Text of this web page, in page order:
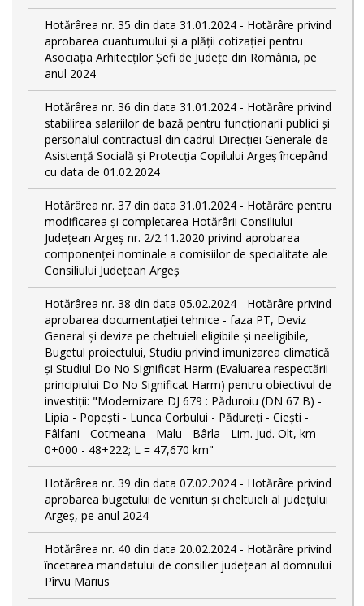
Hotărârea nr. 35 din data 31.01.2024 - Hotărâre privind
aprobarea cuantumului și a plății cotizației pentru
Asociația Arhitecților Șefi de Județe din România, pe
anul 2024
Hotărârea nr. 36 din data 31.01.2024 - Hotărâre privind
stabilirea salariilor de bază pentru funcționarii publici și
personalul contractual din cadrul Direcției Generale de
Asistență Socială și Protecția Copilului Argeş începând
cu data de 01.02.2024
Hotărârea nr. 37 din data 31.01.2024 - Hotărâre pentru
modificarea și completarea Hotărârii Consiliului
Județean Argeș nr. 2/2.11.2020 privind aprobarea
componenței nominale a comisiilor de specialitate ale
Consiliului Județean Argeș
Hotărârea nr. 38 din data 05.02.2024 - Hotărâre privind
aprobarea documentației tehnice - faza PT, Deviz
General și devize pe cheltuieli eligibile și neeligibile,
Bugetul proiectului, Studiu privind imunizarea climatică
și Studiul Do No Significat Harm (Evaluarea respectării
principiului Do No Significat Harm) pentru obiectivul de
investiții: "Modernizare DJ 679 : Păduroiu (DN 67 B) -
Lipia - Popești - Lunca Corbului - Pădureţi - Ciești -
Fâlfani - Cotmeana - Malu - Bârla - Lim. Jud. Olt, km
0+000 - 48+222; L = 47,670 km"
Hotărârea nr. 39 din data 07.02.2024 - Hotărâre privind
aprobarea bugetului de venituri și cheltuieli al județului
Argeș, pe anul 2024
Hotărârea nr. 40 din data 20.02.2024 - Hotărâre privind
încetarea mandatului de consilier județean al domnului
Pîrvu Marius